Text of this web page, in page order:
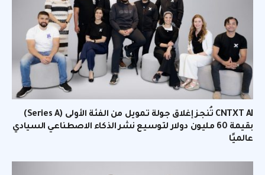
CNTXT AI تُنجز إغلاق جولة تمويل من الفئة الأولى (Series A)
بقيمة 60 مليون دولار لتوسيع نشر الذكاء الاصطناعي السيادي
عالميًا